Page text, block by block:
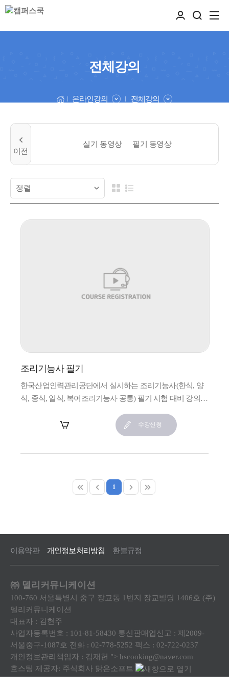
전체강의
온라인강의 전체강의
실기 동영상 필기 동영상
조리기능사 필기
한국산업인력관리공단에서 실시하는 조리기능사(한식, 양
식, 중식, 일식, 복어조리기능사 공통) 필기 시험 대비 강의입
수강신청
1
이용약관 개인정보처리방침 환불규정
㈜ 델리커뮤니케이션
100-760 서울특별시 중구 장교동 1번지 장교빌딩 1406호 (주)
델리커뮤니케이션
대표자 : 김현주
사업자등록번호 : 101-81-58430 통신판매업신고 : 제2009-
서울중구-1087호 전화 : 02-778-5252 팩스 : 02-722-0237
개인정보관리책임자 : 김재헌 "> hscooking@naver.com
호스팅 제공자: 주식회사 맑은소프트